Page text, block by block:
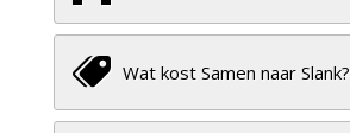
Wat kost Samen naar Slank?